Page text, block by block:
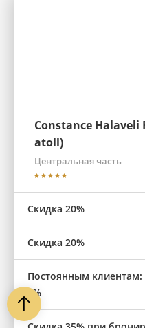
Constance
atoll)
Центральная часть
Скидка 20%
Скидка 20%
Постоянным клиентам:
5%